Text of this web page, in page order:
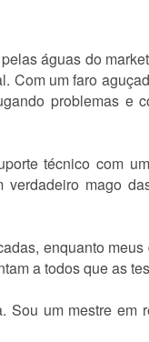
águas do
Com um faro
problemas e
técnico com
mago
enquanto
a todos que as
um mestre em